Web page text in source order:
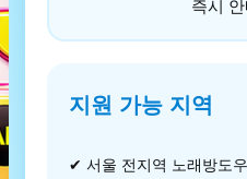
즉시
지원 가능 지역
✔ 서울 전지역 노래방도